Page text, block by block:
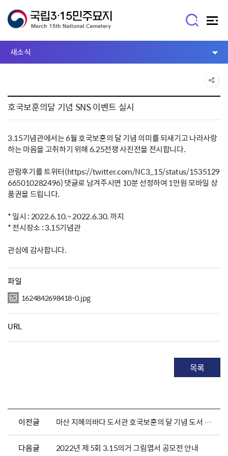
새소식
호국보훈의달 기념 SNS 이벤트 실시
3.15기념관에서는 6월 호국보훈의 달 기념 의미를 되새기고 나라사랑
하는 마음을 고취하기 위해 6.25전쟁 사진전을 전시합니다.
관람후기를 트위터(https://twitter.com/NC3_15/status/1535129
665010282496) 댓글로 남겨주시면 10분 선정하여 1만원 모바일 상
품권을 드립니다.
* 일시 : 2022.6.10.~ 2022.6.30. 까지
* 전시장소 : 3.15기념관
관심에 감사합니다.
파일
1624842698418-0.jpg
URL
목록
이전글 마산 지혜의바다 도서관 호국보훈의 달 기념 도서 전시 이벤트
다음글 2022년 제 5회 3.15의거 그림엽서 공모전 안내